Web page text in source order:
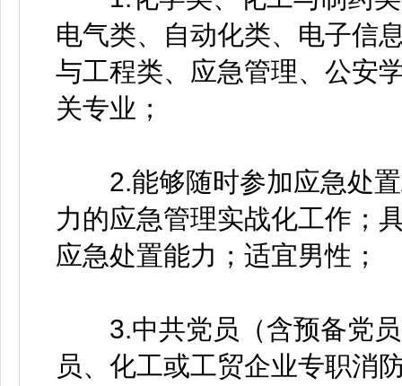
电气类、自动化类、电子信
与工程类、应急管理、公安
关专业；
2.能够随时参加应急处置
力的应急管理实战化工作；
应急处置能力；适宜男性；
3.中共党员（含预备党员
员、化工或工贸企业专职消